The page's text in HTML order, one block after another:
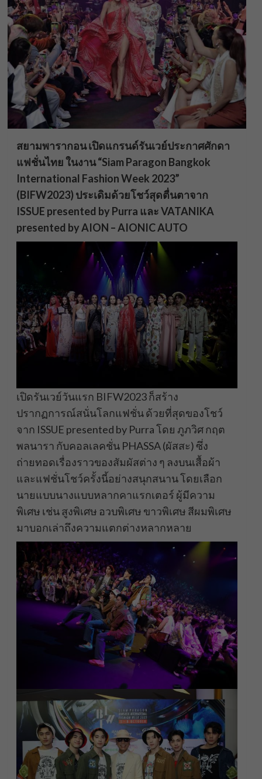
สยามพารากอน เปิดแกรนด์รันเวย์ประกาศศักดา
แฟชั่นไทย ในงาน “Siam Paragon Bangkok
International Fashion Week 2023”
(BIFW2023) ประเดิมด้วยโชว์สุดตื่นตาจาก
ISSUE presented by Purra และ VATANIKA
presented by AION – AIONIC AUTO
เปิดรันเวย์วันแรก BIFW2023 ก็สร้าง
ปรากฏการณ์สนั่นโลกแฟชั่น ด้วยที่สุดของโชว์
จาก ISSUE presented by Purra โดย ภูภวิศ กฤต
พลนารา กับคอลเลคชั่น PHASSA (ผัสสะ) ซึ่ง
ถ่ายทอดเรื่องราวของสัมผัสต่าง ๆ ลงบนเสื้อผ้า
และแฟชั่นโชว์ครั้งนี้อย่างสนุกสนาน โดยเลือก
นายแบบนางแบบหลากคาแรกเตอร์ ผู้มีความ
พิเศษ เช่น สูงพิเศษ อวบพิเศษ ขาวพิเศษ สีผมพิเศษ
มาบอกเล่าถึงความแตกต่างหลากหลาย